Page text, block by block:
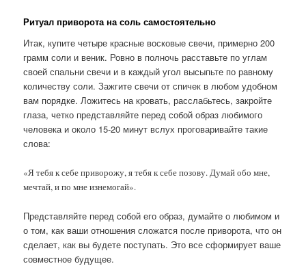
Ритуал приворота на соль самостоятельно
Итак, купите четыре красные восковые свечи, примерно 200
грамм соли и веник. Ровно в полночь расставьте по углам
своей спальни свечи и в каждый угол высыпьте по равному
количеству соли. Зажгите свечи от спичек в любом удобном
вам порядке. Ложитесь на кровать, расслабьтесь, закройте
глаза, четко представляйте перед собой образ любимого
человека и около 15-20 минут вслух проговаривайте такие
слова:
«Я тебя к себе приворожу, я тебя к себе позову. Думай обо мне,
мечтай, и по мне изнемогай».
Представляйте перед собой его образ, думайте о любимом и
о том, как ваши отношения сложатся после приворота, что он
сделает, как вы будете поступать. Это все сформирует ваше
совместное будущее.